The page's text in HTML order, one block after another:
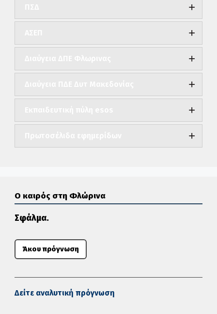
Ο καιρός στη Φλώρινα
Σφάλμα.
Άκου πρόγνωση
Δείτε αναλυτική πρόγνωση